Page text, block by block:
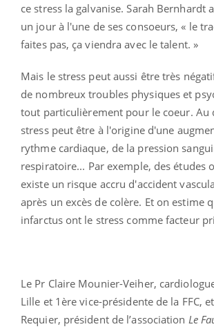
ce stress la galvanise. Sarah Bernhardt
un jour à l'une de ses consoeurs, « le
faites pas, ça viendra avec le talent. »
Mais le stress peut aussi être très
de nombreux troubles physiques et
tout particulièrement pour le coeur. Au
stress peut être à l'origine d'une
rythme cardiaque, de la pression
respiratoire... Par exemple, des études
existe un risque accru d'accident
après un excès de colère. Et on estime
infarctus ont le stress comme facteur
Le Pr Claire Mounier-Veiher,
Lille et 1ère vice-présidente de la FFC,
Requier, président de l’association Le